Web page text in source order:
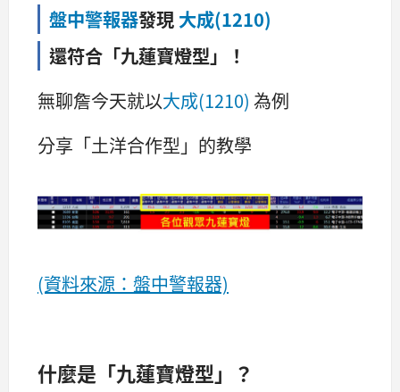
盤中警報器發現 大成(1210)
還符合「九蓮寶燈型」！
無聊詹今天就以大成(1210) 為例
分享「土洋合作型」的教學
(資料來源：盤中警報器)
什麼是「九蓮寶燈型」？